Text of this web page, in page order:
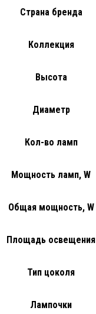
Страна бренда
Коллекция
Высота
Диаметр
Кол-во ламп
Мощность ламп, W
Общая мощность, W
Площадь освещения
Тип цоколя
Лампочки